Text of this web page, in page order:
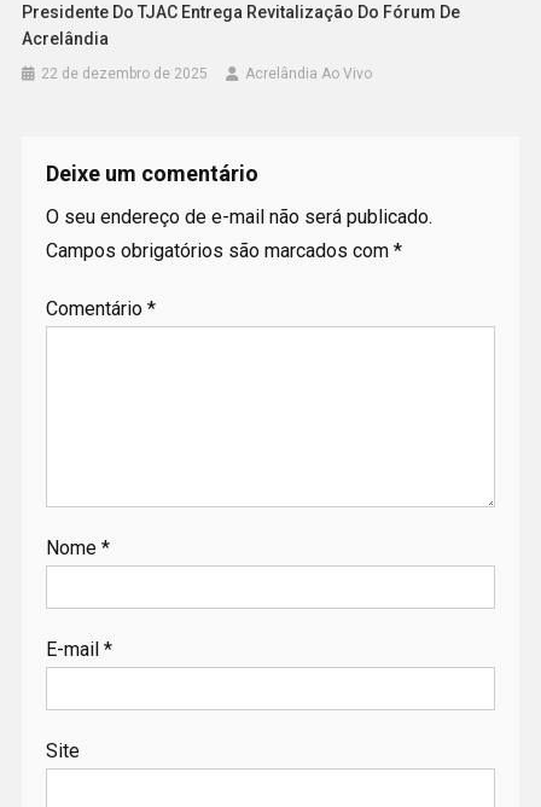
Presidente Do TJAC Entrega Revitalização Do Fórum De
Acrelândia
22 de dezembro de 2025 Acrelândia Ao Vivo
Deixe um comentário
O seu endereço de e-mail não será publicado.
Campos obrigatórios são marcados com *
Comentário *
Nome *
E-mail *
Site